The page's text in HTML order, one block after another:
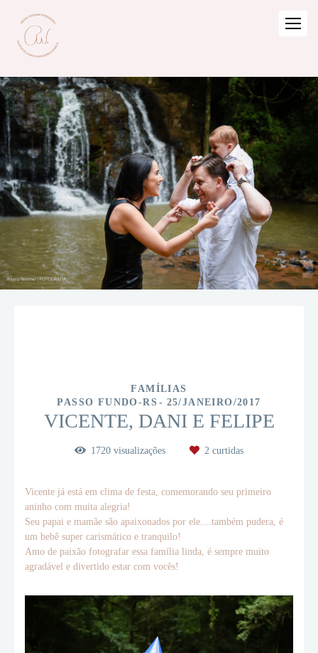
FAMÍLIAS
PASSO FUNDO-RS
25/JANEIRO/2017
VICENTE, DANI E FELIPE
1720 visualizações 2 curtidas
Vicente já está em clima de festa, comemorando seu primeiro
aninho com muita alegria!
Seu papai e mamãe são apaixonados por ele....também pudera, é
um bebê super carismático e tranquilo!
Amo de paixão fotografar essa família linda, é sempre muito
agradável e divertido estar com vocês!